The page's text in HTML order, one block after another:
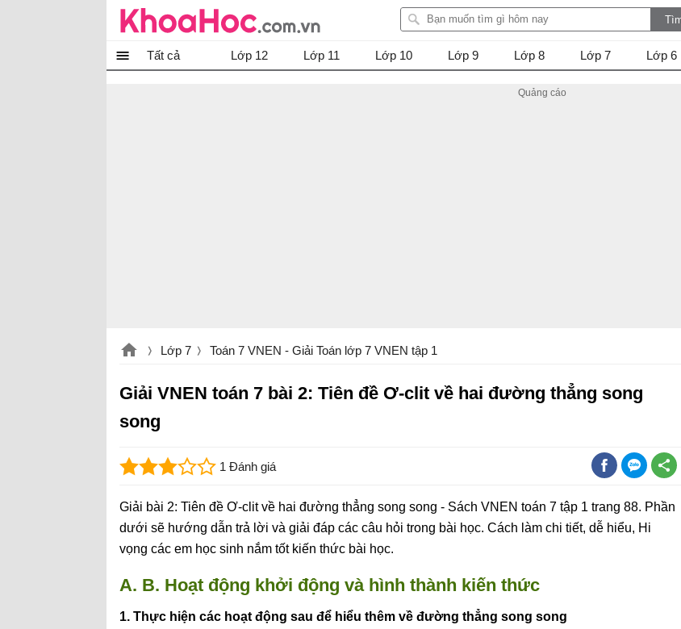
Tất cả Lớp 12 Lớp 11 Lớp 10 Lớp 9 Lớp 8 Lớp 7 Lớp 6
Lớp 7 Toán 7 VNEN - Giải Toán lớp 7 VNEN tập 1
Giải VNEN toán 7 bài 2: Tiên đề Ơ-clit về hai đường thẳng song
song
1 Đánh giá
Giải bài 2: Tiên đề Ơ-clit về hai đường thẳng song song - Sách VNEN toán 7 tập 1 trang 88. Phần
dưới sẽ hướng dẫn trả lời và giải đáp các câu hỏi trong bài học. Cách làm chi tiết, dễ hiểu, Hi
vọng các em học sinh nắm tốt kiến thức bài học.
A. B. Hoạt động khởi động và hình thành kiến thức
1. Thực hiện các hoạt động sau để hiểu thêm về đường thẳng song song